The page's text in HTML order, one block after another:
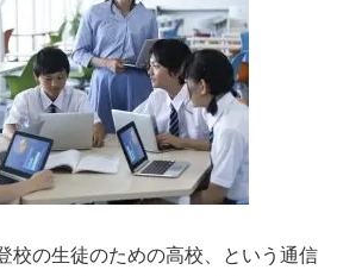
校の生徒のための高校、という通信